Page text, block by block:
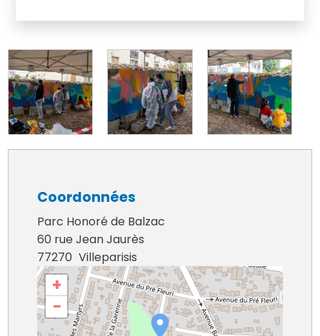
Coordonnées
Parc Honoré de Balzac
60 rue Jean Jaurès
77270 Villeparisis
+
−